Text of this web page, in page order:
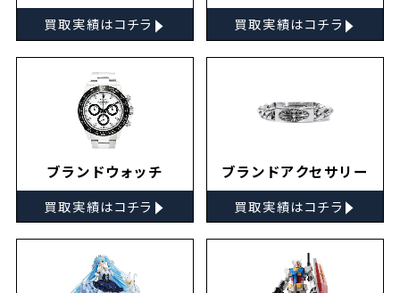
買取実績はコチラ ▸ 買取実績はコチラ ▸
ブランドウォッチ
買取実績はコチラ ▸
ブランドアクセサリー
買取実績はコチラ ▸